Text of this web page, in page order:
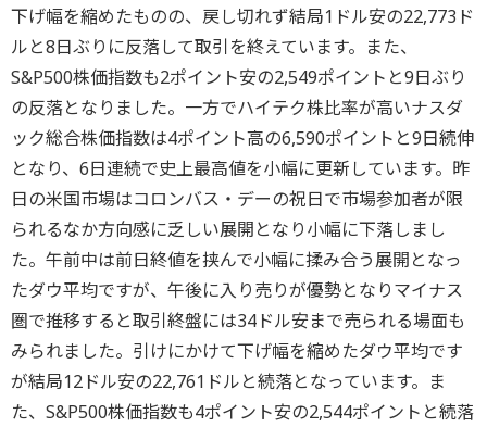
下げ幅を縮めたものの、戻し切れず結局1ドル安の22,773ド
ルと8日ぶりに反落して取引を終えています。また、
S&P500株価指数も2ポイント安の2,549ポイントと9日ぶり
の反落となりました。一方でハイテク株比率が高いナスダ
ック総合株価指数は4ポイント高の6,590ポイントと9日続伸
となり、6日連続で史上最高値を小幅に更新しています。昨
日の米国市場はコロンバス・デーの祝日で市場参加者が限
られるなか方向感に乏しい展開となり小幅に下落しまし
た。午前中は前日終値を挟んで小幅に揉み合う展開となっ
たダウ平均ですが、午後に入り売りが優勢となりマイナス
圏で推移すると取引終盤には34ドル安まで売られる場面も
みられました。引けにかけて下げ幅を縮めたダウ平均です
が結局12ドル安の22,761ドルと続落となっています。ま
た、S&P500株価指数も4ポイント安の2,544ポイントと続落